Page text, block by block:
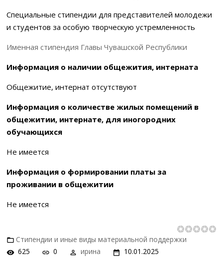
Специальные стипендии для представителей молодежи
и студентов за особую творческую устремленность
Именная стипендия Главы Чувашской Республики
Информация о наличии общежития, интерната
Общежитие, интернат отсутствуют
Информация о количестве жилых помещений в
общежитии, интернате, для иногородних
обучающихся
Не имеется
Информация о формировании платы за
проживании в общежитии
Не имеется
Стипендии и иные виды материальной поддержки
625
0 ирина 10.01.2025